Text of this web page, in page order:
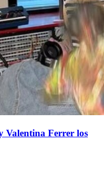
Valentina Ferrer los